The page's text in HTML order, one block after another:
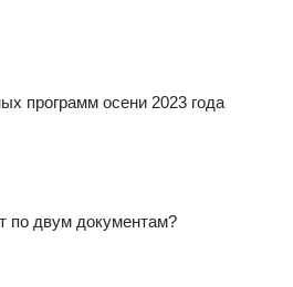
программ осени 2023 года
по двум документам?